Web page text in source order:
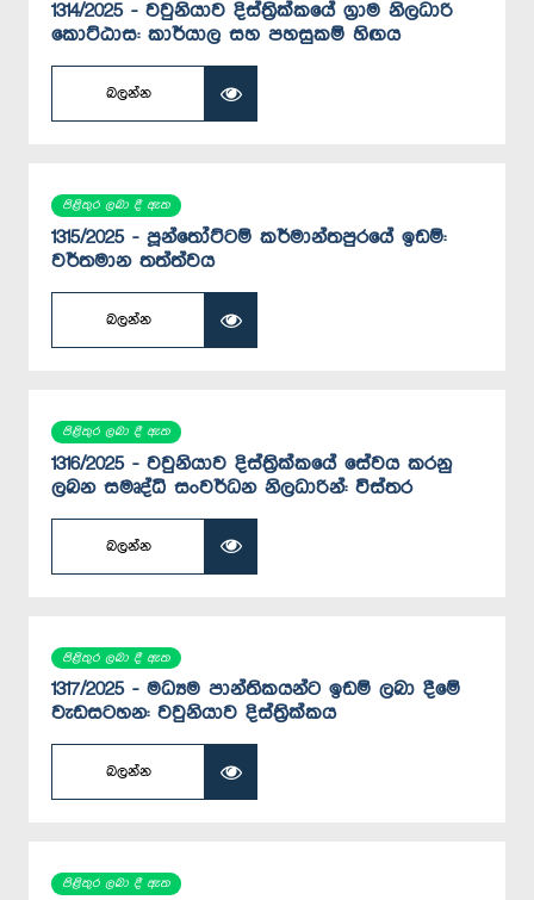
1314/2025 - වවුනියාව දිස්ත්‍රික්කයේ ග්‍රාම නිලධාරි
කොට්ඨාස: කාර්යාල සහ පහසුකම් හිඟය
බලන්න
පිළිතුර ලබා දී ඇත
1315/2025 - පූන්තෝට්ටම් කර්මාන්තපුරයේ ඉඩම්:
වර්තමාන තත්ත්වය
බලන්න
පිළිතුර ලබා දී ඇත
1316/2025 - වවුනියාව දිස්ත්‍රික්කයේ සේවය කරනු
ලබන සමෘද්ධි සංවර්ධන නිලධාරින්: විස්තර
බලන්න
පිළිතුර ලබා දී ඇත
1317/2025 - මධ්‍යම පාන්තිකයන්ට ඉඩම් ලබා දීමේ
වැඩසටහන: වවුනියාව දිස්ත්‍රික්කය
බලන්න
පිළිතුර ලබා දී ඇත